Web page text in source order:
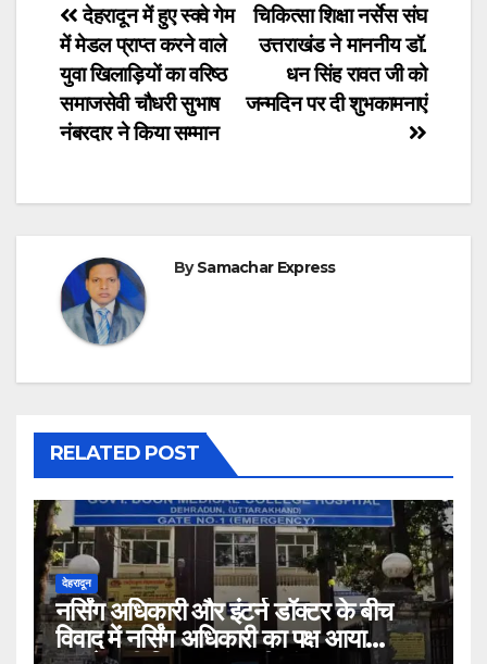
Post
navigation
चिकित्सा शिक्षा नर्सेस संघ
उत्तराखंड ने माननीय डॉ.
धन सिंह रावत जी को
जन्मदिन पर दी शुभकामनाएं
देहरादून में हुए स्क्वे गेम
में मेडल प्राप्त करने वाले
युवा खिलाड़ियों का वरिष्ठ
समाजसेवी चौधरी सुभाष
नंबरदार ने किया सम्मान
BySamachar Express
RELATED POST
देहरादून
नर्सिंग अधिकारी और इंटर्न डॉक्टर के बीच
विवाद में नर्सिंग अधिकारी का पक्ष आया